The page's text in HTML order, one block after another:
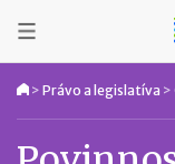
> Právo a legislatíva >